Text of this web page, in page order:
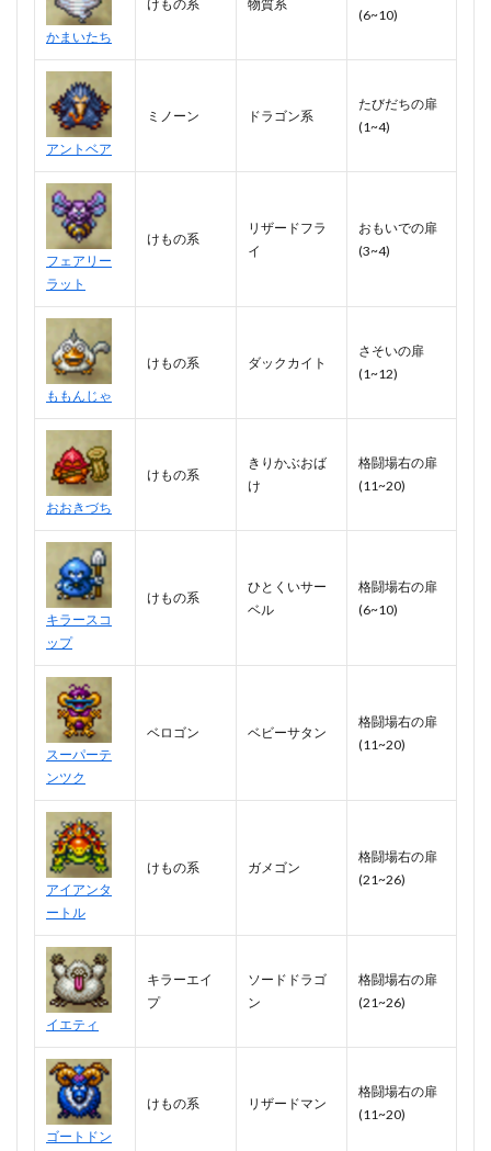
かまいたち
けもの系 物質系
(6~10)
アントベア
ミノーン ドラゴン系
たびだちの扉
(1~4)
フェアリー
ラット
けもの系
リザードフラ
イ
おもいでの扉
(3~4)
ももんじゃ
けもの系 ダックカイト
さそいの扉
(1~12)
おおきづち
けもの系
きりかぶおば
け
格闘場右の扉
(11~20)
キラースコ
ップ
けもの系
ひとくいサー
ベル
格闘場右の扉
(6~10)
スーパーテ
ンツク
ベロゴン ベビーサタン
格闘場右の扉
(11~20)
アイアンタ
ートル
けもの系 ガメゴン
格闘場右の扉
(21~26)
イエティ
キラーエイ
プ
ソードドラゴ
ン
格闘場右の扉
(21~26)
ゴートドン
けもの系 リザードマン
格闘場右の扉
(11~20)